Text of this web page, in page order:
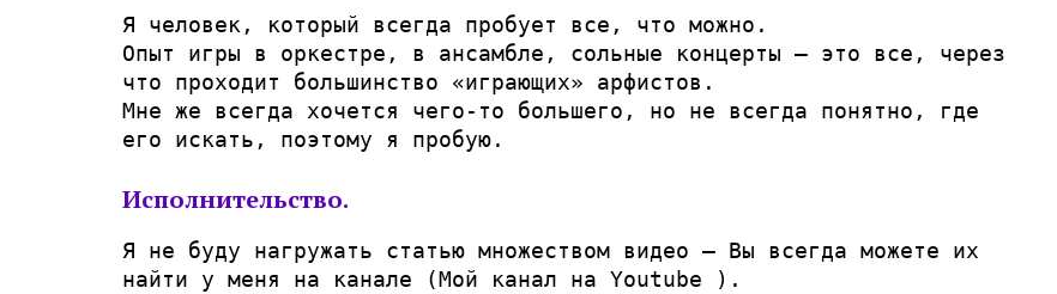
Я человек, который всегда пробует все, что можно.
Опыт игры в оркестре, в ансамбле, сольные концерты — это все, через
что проходит большинство «играющих» арфистов.
Мне же всегда хочется чего-то большего, но не всегда понятно, где
его искать, поэтому я пробую.
Исполнительство.
Я не буду нагружать статью множеством видео — Вы всегда можете их
найти у меня на канале (Мой канал на Youtube ).